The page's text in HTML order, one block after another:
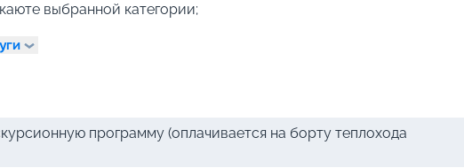
выбранной категории;
программу (оплачивается на борту теплохода